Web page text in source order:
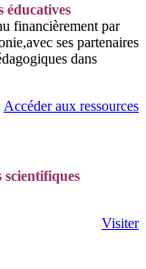
éducatives
financièrement par
ses partenaires
dans
Accéder aux ressources
scientifiques
Visiter